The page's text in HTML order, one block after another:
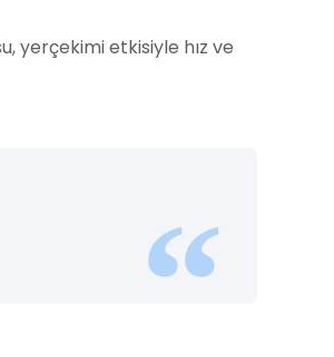
yerçekimi etkisiyle hız ve